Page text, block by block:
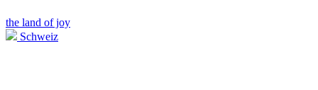
the land of joy
Schweiz